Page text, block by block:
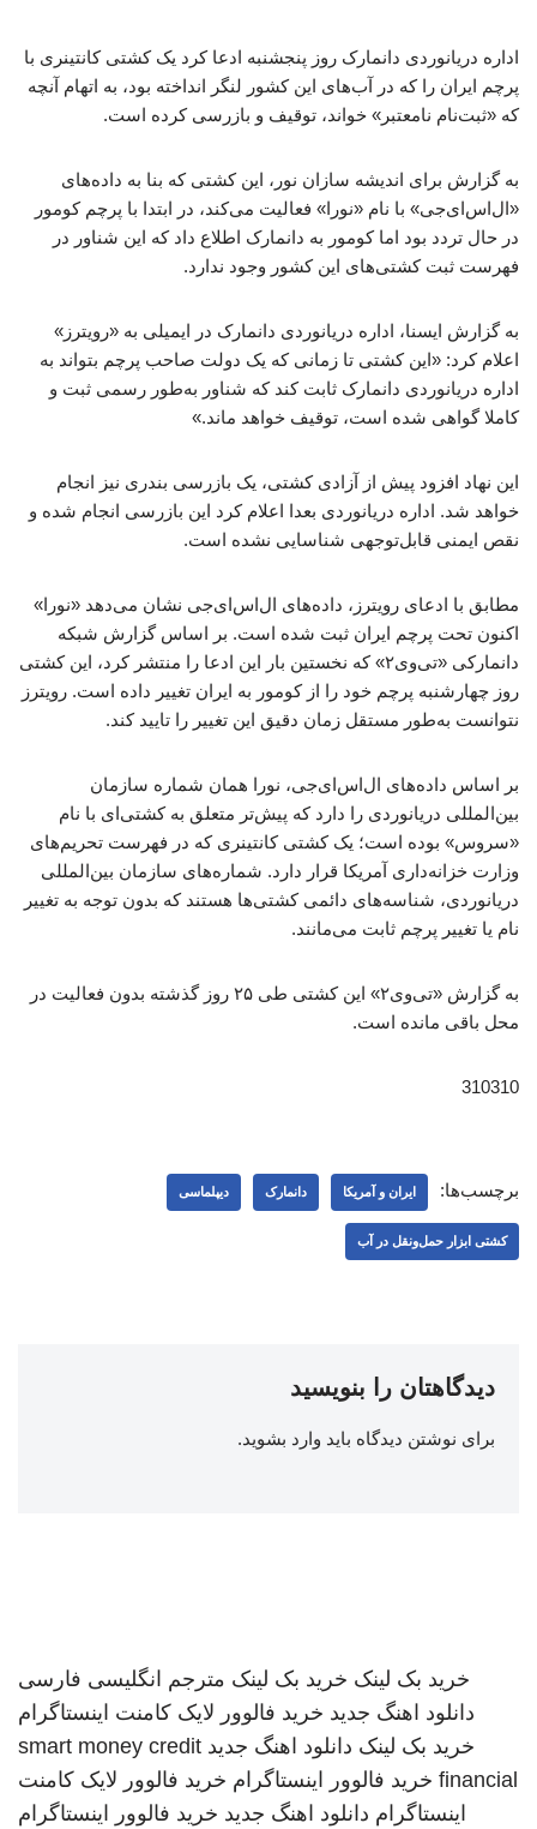
اداره دریانوردی دانمارک روز پنجشنبه ادعا کرد یک کشتی کانتینری با
پرچم ایران را که در آب‌های این کشور لنگر انداخته بود، به اتهام آنچه
که «ثبت‌نام نامعتبر» خواند، توقیف و بازرسی کرده است.
به گزارش برای اندیشه سازان نور، این کشتی که بنا به داده‌های
«ال‌اس‌ای‌جی» با نام «نورا» فعالیت می‌کند، در ابتدا با پرچم کومور
در حال تردد بود اما کومور به دانمارک اطلاع داد که این شناور در
فهرست ثبت کشتی‌های این کشور وجود ندارد.
به گزارش ایسنا، اداره دریانوردی دانمارک در ایمیلی به «رویترز»
اعلام کرد: «این کشتی تا زمانی که یک دولت صاحب پرچم بتواند به
اداره دریانوردی دانمارک ثابت کند که شناور به‌طور رسمی ثبت و
کاملا گواهی شده است، توقیف خواهد ماند.»
این نهاد افزود پیش از آزادی کشتی، یک بازرسی بندری نیز انجام
خواهد شد. اداره دریانوردی بعدا اعلام کرد این بازرسی انجام شده و
نقص ایمنی قابل‌توجهی شناسایی نشده است.
مطابق با ادعای رویترز، داده‌های ال‌اس‌ای‌جی نشان می‌دهد «نورا»
اکنون تحت پرچم ایران ثبت شده است. بر اساس گزارش شبکه
دانمارکی «تی‌وی۲» که نخستین بار این ادعا را منتشر کرد، این کشتی
روز چهارشنبه پرچم خود را از کومور به ایران تغییر داده است. رویترز
نتوانست به‌طور مستقل زمان دقیق این تغییر را تایید کند.
بر اساس داده‌های ال‌اس‌ای‌جی، نورا همان شماره سازمان
بین‌المللی دریانوردی را دارد که پیش‌تر متعلق به کشتی‌ای با نام
«سروس» بوده است؛ یک کشتی کانتینری که در فهرست تحریم‌های
وزارت خزانه‌داری آمریکا قرار دارد. شماره‌های سازمان بین‌المللی
دریانوردی، شناسه‌های دائمی کشتی‌ها هستند که بدون توجه به تغییر
نام یا تغییر پرچم ثابت می‌مانند.
به گزارش «تی‌وی۲» این کشتی طی ۲۵ روز گذشته بدون فعالیت در
محل باقی مانده است.
310310
برچسب‌ها: ایران و آمریکا دانمارک دیپلماسی
کشتی ابزار حمل‌ونقل در آب
دیدگاهتان را بنویسید
برای نوشتن دیدگاه باید وارد بشوید.
خرید بک لینک خرید بک لینک مترجم انگلیسی فارسی
دانلود اهنگ جدید خرید فالوور لایک کامنت اینستاگرام
خرید بک لینک دانلود اهنگ جدید smart money credit
financial خرید فالوور اینستاگرام خرید فالوور لایک کامنت
اینستاگرام دانلود اهنگ جدید خرید فالوور اینستاگرام